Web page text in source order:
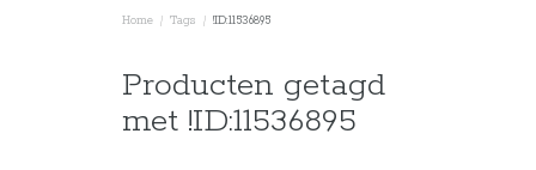
Home / Tags / !ID:11536895
Producten getagd
met !ID:11536895